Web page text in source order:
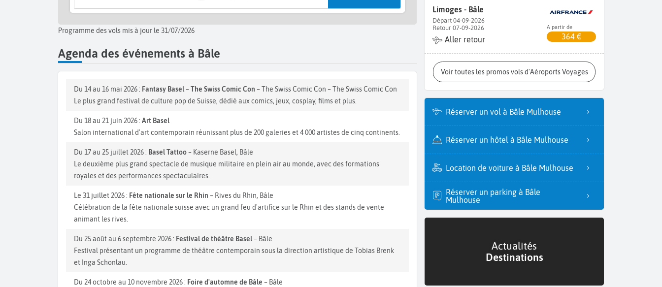
Programme des vols mis à jour le 31/07/2026
Agenda des événements à Bâle
Du 14 au 16 mai 2026 : Fantasy Basel – The Swiss Comic Con – The Swiss Comic Con – The Swiss Comic Con
Le plus grand festival de culture pop de Suisse, dédié aux comics, jeux, cosplay, films et plus.
Du 18 au 21 juin 2026 : Art Basel
Salon international d'art contemporain réunissant plus de 200 galeries et 4 000 artistes de cinq continents.
Du 17 au 25 juillet 2026 : Basel Tattoo– Kaserne Basel, Bâle
Le deuxième plus grand spectacle de musique militaire en plein air au monde, avec des formations
royales et des performances spectaculaires.
Le 31 juillet 2026 : Fête nationale sur le Rhin – Rives du Rhin, Bâle
Célébration de la fête nationale suisse avec un grand feu d'artifice sur le Rhin et des stands de vente
animant les rives.
Du 25 août au 6 septembre 2026 : Festival de théâtre Basel– Bâle
Festival présentant un programme de théâtre contemporain sous la direction artistique de Tobias Brenk
et Inga Schonlau.
Du 24 octobre au 10 novembre 2026 : Foire d'automne de Bâle – Bâle
Limoges - Bâle
Départ 04-09-2026
Retour 07-09-2026
Aller retour
A partir de
364 €
Voir toutes les promos vols d'Aéroports Voyages
Réserver un vol à Bâle Mulhouse
Réserver un hôtel à Bâle Mulhouse
Location de voiture à Bâle Mulhouse
Réserver un parking à Bâle
Mulhouse
Actualités
Destinations